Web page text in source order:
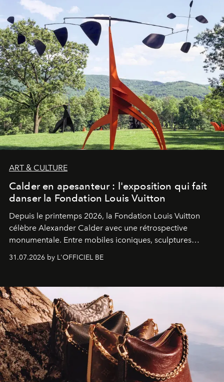
ART & CULTURE
Calder en apesanteur : l'exposition qui fait
danser la Fondation Louis Vuitton
Depuis le printemps 2026, la Fondation Louis Vuitton
célèbre Alexander Calder avec une rétrospective
monumentale. Entre mobiles iconiques, sculptures
américain investit les espaces imaginés par Frank Gehry
sculpture.
31.07.2026 by L'OFFICIEL BE